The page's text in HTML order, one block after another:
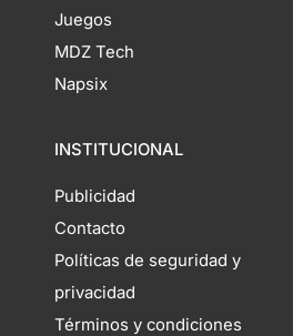
Juegos
MDZ Tech
Napsix
INSTITUCIONAL
Publicidad
Contacto
Políticas de seguridad y
privacidad
Términos y condiciones